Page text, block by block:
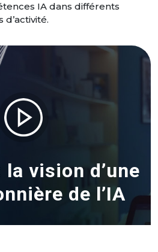
IA dans différents
vision d’une
de l’IA